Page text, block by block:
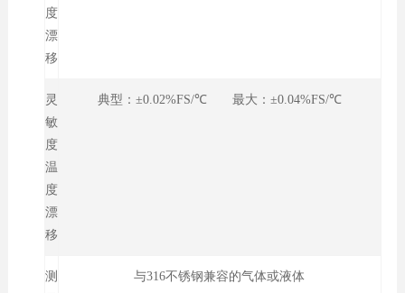
度
漂
移
灵
敏
度
温
度
漂
移
典型：±0.02%FS/℃ 最大：±0.04%FS/℃
测
与316不锈钢兼容的气体或液体